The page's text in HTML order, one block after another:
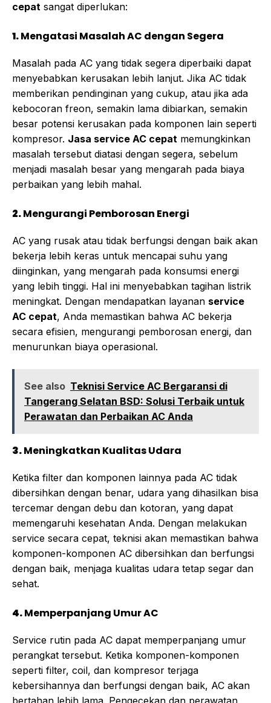
cepat sangat diperlukan:
1.Mengatasi Masalah AC dengan Segera
Masalah pada AC yang tidak segera diperbaiki dapat
menyebabkan kerusakan lebih lanjut. Jika AC tidak
memberikan pendinginan yang cukup, atau jika ada
kebocoran freon, semakin lama dibiarkan, semakin
besar potensi kerusakan pada komponen lain seperti
kompresor. Jasa service AC cepat memungkinkan
masalah tersebut diatasi dengan segera, sebelum
menjadi masalah besar yang mengarah pada biaya
perbaikan yang lebih mahal.
2.Mengurangi Pemborosan Energi
AC yang rusak atau tidak berfungsi dengan baik akan
bekerja lebih keras untuk mencapai suhu yang
diinginkan, yang mengarah pada konsumsi energi
yang lebih tinggi. Hal ini menyebabkan tagihan listrik
meningkat. Dengan mendapatkan layanan service
AC cepat, Anda memastikan bahwa AC bekerja
secara efisien, mengurangi pemborosan energi, dan
menurunkan biaya operasional.
See also Teknisi Service AC Bergaransi di
Tangerang Selatan BSD: Solusi Terbaik untuk
Perawatan dan Perbaikan AC Anda
3.Meningkatkan Kualitas Udara
Ketika filter dan komponen lainnya pada AC tidak
dibersihkan dengan benar, udara yang dihasilkan bisa
tercemar dengan debu dan kotoran, yang dapat
memengaruhi kesehatan Anda. Dengan melakukan
service secara cepat, teknisi akan memastikan bahwa
komponen-komponen AC dibersihkan dan berfungsi
dengan baik, menjaga kualitas udara tetap segar dan
sehat.
4.Memperpanjang Umur AC
Service rutin pada AC dapat memperpanjang umur
perangkat tersebut. Ketika komponen-komponen
seperti filter, coil, dan kompresor terjaga
kebersihannya dan berfungsi dengan baik, AC akan